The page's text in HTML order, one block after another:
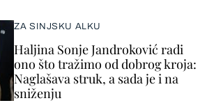
ZA SINJSKU ALKU
Haljina Sonje Jandroković radi
ono što tražimo od dobrog kroja:
Naglašava struk, a sada je i na
sniženju